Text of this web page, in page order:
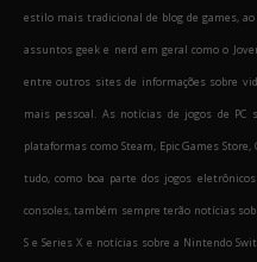
estilo mais tradicional de blog de games,
assuntos geek e nerd em geral como o
entre outros sites de informações sobre
mais pessoal. As notícias de jogos de PC
plataformas como Steam, Epic Games
tudo, como boa parte dos jogos
consoles, também sempre terão notícias
S e Series X e notícias sobre a Nintendo